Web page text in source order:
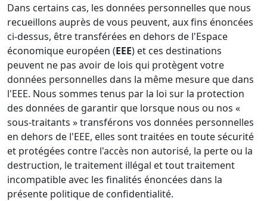
Dans certains cas, les données personnelles que nous
recueillons auprès de vous peuvent, aux fins énoncées
ci-dessus, être transférées en dehors de l'Espace
économique européen (EEE) et ces destinations
peuvent ne pas avoir de lois qui protègent votre
données personnelles dans la même mesure que dans
l'EEE. Nous sommes tenus par la loi sur la protection
des données de garantir que lorsque nous ou nos «
sous-traitants » transférons vos données personnelles
en dehors de l'EEE, elles sont traitées en toute sécurité
et protégées contre l'accès non autorisé, la perte ou la
destruction, le traitement illégal et tout traitement
incompatible avec les finalités énoncées dans la
présente politique de confidentialité.